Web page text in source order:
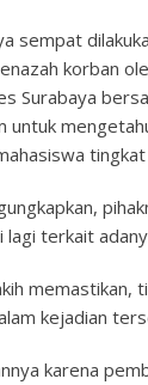
sempat
korban
Surabaya
untuk
lagi terkait
memastikan,
kejadian
karena